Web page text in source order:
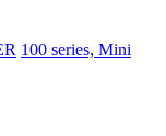
100 series, Mini